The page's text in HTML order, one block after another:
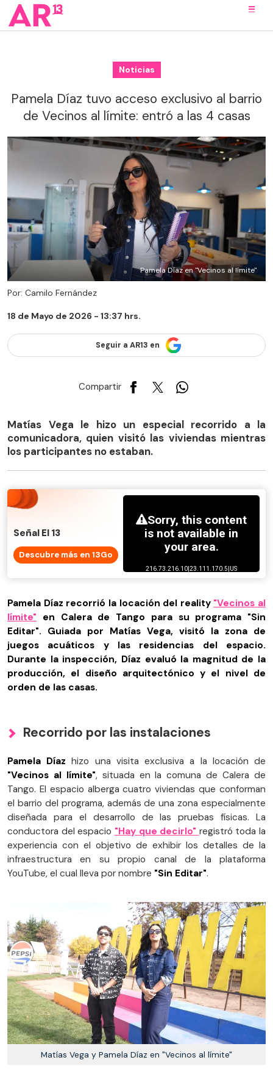
Noticias
Pamela Díaz tuvo acceso exclusivo al barrio
de Vecinos al límite: entró a las 4 casas
Pamela Díaz en "Vecinos al límite"
Por: Camilo Fernández
18 de Mayo de 2026 - 13:37 hrs.
Seguir a AR13 en
Compartir
Matías Vega le hizo un especial recorrido a la
comunicadora, quien visitó las viviendas mientras
los participantes no estaban.
Señal El 13
Descubre más en 13Go
Pamela Díaz recorrió la locación del reality "Vecinos al
límite" en Calera de Tango para su programa "Sin
Editar". Guiada por Matías Vega, visitó la zona de
juegos acuáticos y las residencias del espacio.
Durante la inspección, Díaz evaluó la magnitud de la
producción, el diseño arquitectónico y el nivel de
orden de las casas.
Recorrido por las instalaciones
Pamela Díaz hizo una visita exclusiva a la locación de
"Vecinos al límite", situada en la comuna de Calera de
Tango. El espacio alberga cuatro viviendas que conforman
el barrio del programa, además de una zona especialmente
diseñada para el desarrollo de las pruebas físicas. La
conductora del espacio "Hay que decirlo" registró toda la
experiencia con el objetivo de exhibir los detalles de la
infraestructura en su propio canal de la plataforma
YouTube, el cual lleva por nombre "Sin Editar".
Matías Vega y Pamela Díaz en "Vecinos al límite"